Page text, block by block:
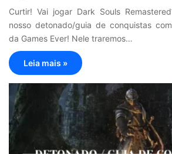
Curtir! Vai jogar Dark Souls
nosso detonado/guia de conquistas
da Games Ever! Nele traremos…
Leia mais »